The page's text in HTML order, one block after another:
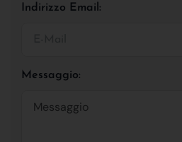
Indirizzo Email:
Messaggio: